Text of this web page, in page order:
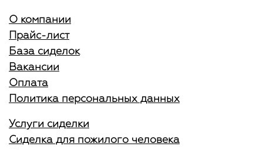
О компании
Прайс-лист
База сиделок
Вакансии
Оплата
Политика персональных данных
Услуги сиделки
Сиделка для пожилого человека